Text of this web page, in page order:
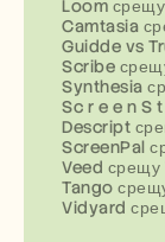
Loom
Camtasia
Guidde vs
Scribe
Synthesia
Sc r e e n S
Descript
ScreenPal
Veed срещу
Tango
Vidyard